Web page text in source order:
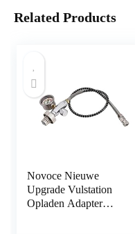
Related Products
Novoce Nieuwe
Upgrade Vulstation
Opladen Adapter